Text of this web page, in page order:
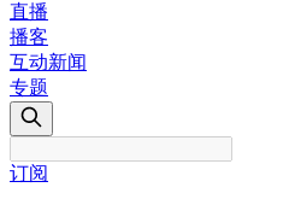
直播
播客
互动新闻
专题
订阅